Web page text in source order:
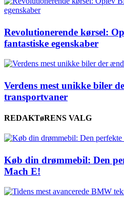
Revolutionerende kørsel:
fantastiske egenskaber
Verdens mest unikke biler
transportvaner
REDAKTøRENS VALG
Køb din drømmebil: Den
Mach E!